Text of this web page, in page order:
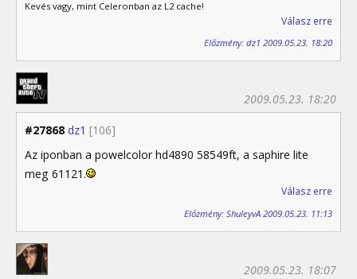
Kevés vagy, mint Celeronban az L2 cache!
Válasz erre
Előzmény: dz1 2009.05.23. 18:20
#27868 dz1 [106]
2009.05.23. 18:20
Az iponban a powelcolor hd4890 58549ft, a saphire lite
meg 61121.
Válasz erre
Előzmény: ShuleyvA 2009.05.23. 11:13
2009.05.23. 18:07